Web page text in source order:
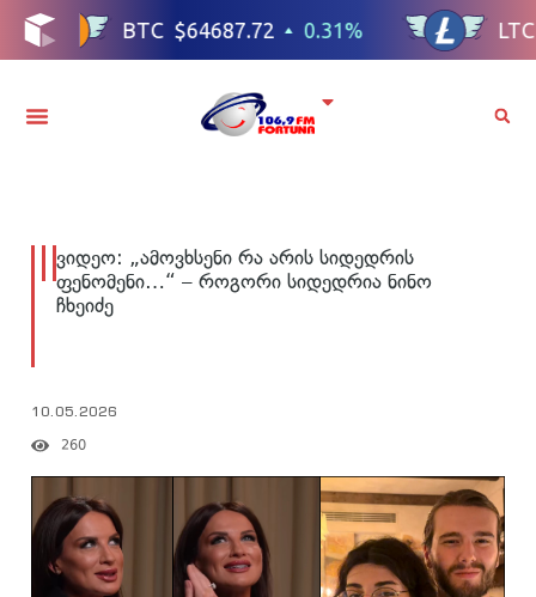
ვიდეო: „ამოვხსენი რა არის სიდედრის
ფენომენი…“ – როგორი სიდედრია ნინო
ჩხეიძე
10.05.2026
260